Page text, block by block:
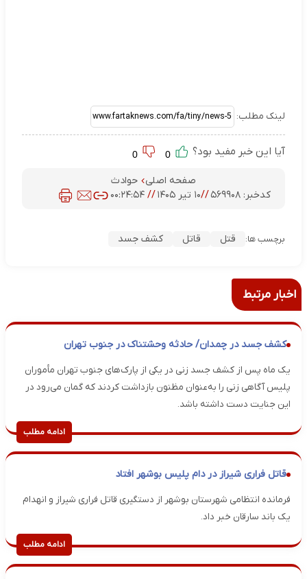
لینک مطلب:
آیا این خبر مفید بود؟
صفحه اصلی
حوادث
کدخبر:۵۶۹۹۰۸ //۱۰ تیر ۱۴۰۵ //۰۰:۲۴:۵۴
برچسب ها: قتل قاتل کشف جسد
اخبار مرتبط
کشف جسد در چمدان/ حادثه وحشتناک در جنوب تهران
یک ماه پس از کشف جسد زنی در یکی از پارک‌های جنوب تهران مأموران
پلیس آگاهی زنی را به‌عنوان مظنون بازداشت کردند که گمان می‌رود در
این جنایت دست داشته باشد.
ادامه مطلب
قاتل فراری شیراز در دام پلیس بوشهر افتاد
فرمانده انتظامی شهرستان بوشهر از دستگیری قاتل فراری شیراز و انهدام
یک باند سارقان خبر داد.
ادامه مطلب